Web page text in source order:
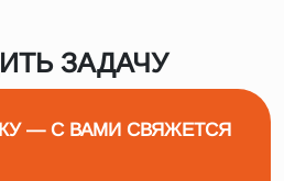
ЗАДАЧУ
— С ВАМИ СВЯЖЕТСЯ